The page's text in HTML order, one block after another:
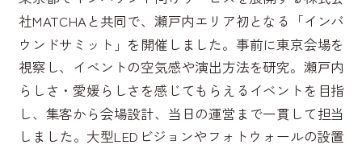
社MATCHAと共同で、瀬戸内エリア初となる「インバ
ウンドサミット」を開催しました。事前に東京会場を
視察し、イベントの空気感や演出方法を研究。瀬戸内
らしさ・愛媛らしさを感じてもらえるイベントを目指
し、集客から会場設計、当日の運営まで一貫して担当
しました。大型LEDビジョンやフォトウォールの設置